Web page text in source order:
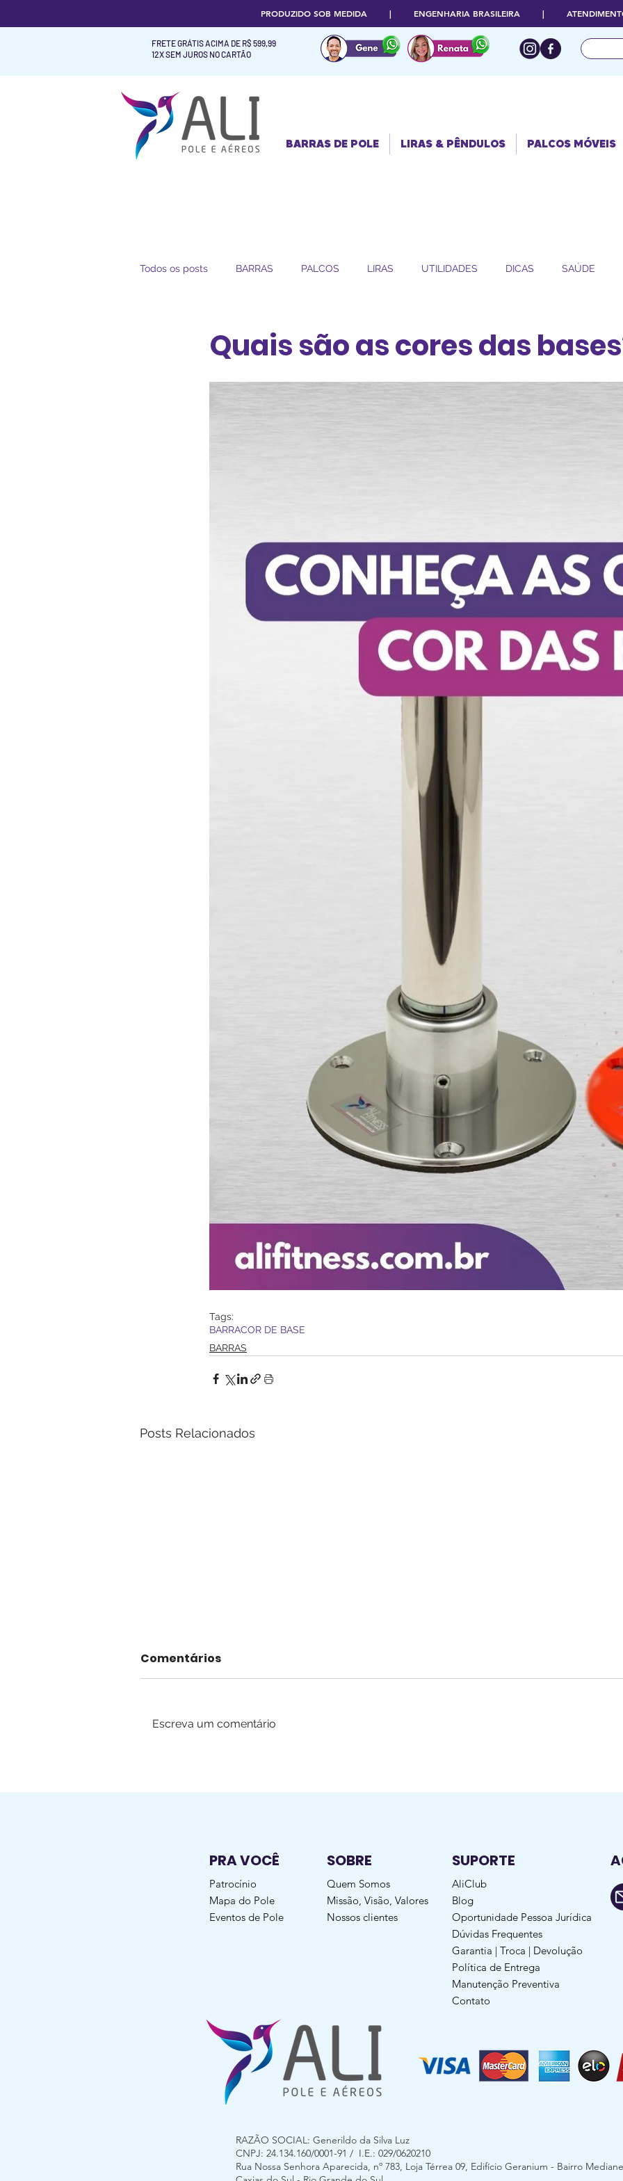
PRODUZIDO SOB MEDIDA | ENGENHARIA BRASILEIRA |
FRETE GRÁTIS ACIMA DE R$ 599,99
12X SEM JUROS NO CARTÃO
BARRAS DE POLE LIRAS & PÊNDULOS PALCOS MÓVEIS
Todos os posts BARRAS PALCOS LIRAS UTILIDADES DICAS SAÚDE
Quais são as cores das
Tags:
BARRACOR DE BASE
BARRAS
Posts Relacionados
Comentários
Escreva um comentário
PRA VOCÊ SOBRE
Patrocínio
Mapa do Pole
Eventos de Pole
Quem Somos
Missão, Visão, Valores
Nossos clientes
SUPORTE
AliClub
Blog
Oportunidade Pessoa Jurídica
Dúvidas Frequentes
Garantia | Troca | Devolução
Política de Entrega
Manutenção Preventiva
Contato
RAZÃO SOCIAL: Generildo da Silva Luz
CNPJ: 24.134.160/0001-91 / I.E.: 029/0620210
Rua Nossa Senhora Aparecida, nº 783, Loja Térrea 09, Edifício Geranium - Bairro